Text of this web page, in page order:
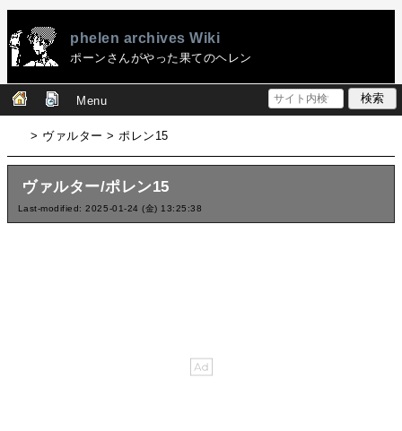
phelen archives Wiki
ポーンさんがやった果てのヘレン
Menu
> ヴァルター > ポレン15
ヴァルター/ポレン15
Last-modified: 2025-01-24 (金) 13:25:38